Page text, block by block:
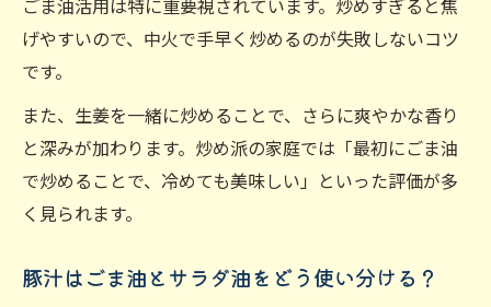
ごま油活用は特に重要視されています。炒めすぎると焦
げやすいので、中火で手早く炒めるのが失敗しないコツ
です。
また、生姜を一緒に炒めることで、さらに爽やかな香り
と深みが加わります。炒め派の家庭では「最初にごま油
で炒めることで、冷めても美味しい」といった評価が多
く見られます。
豚汁はごま油とサラダ油をどう使い分ける？